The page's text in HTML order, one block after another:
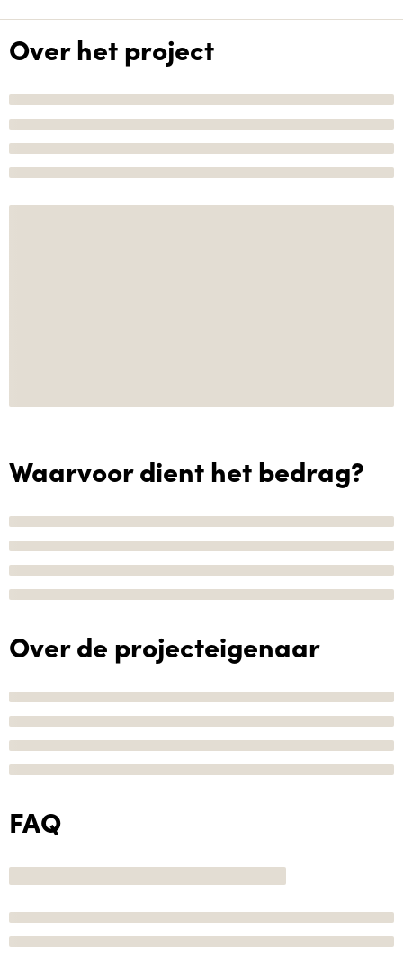
Over het project
Waarvoor dient het bedrag?
Over de projecteigenaar
FAQ